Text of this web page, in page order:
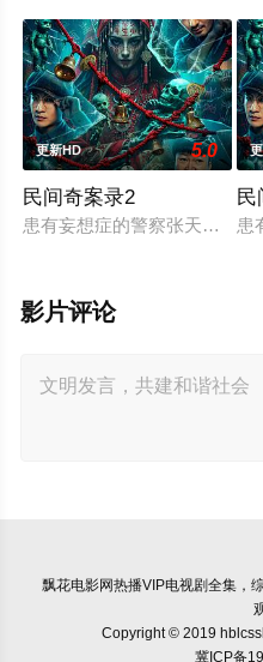
更新HD 5.0
民间奇案录2
患有妄想症的警察张天盛遇上
民
患
影片评论
飘花电影网热播VIP电视剧全集，
Copyright © 2019
冀ICP备